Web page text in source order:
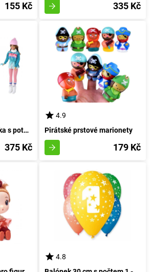
155 Kč 335 Kč
Panenky Anlily Matka s potomkem na saních
375 Kč
4.9
Pirátské prstové marionety
179 Kč
4.8